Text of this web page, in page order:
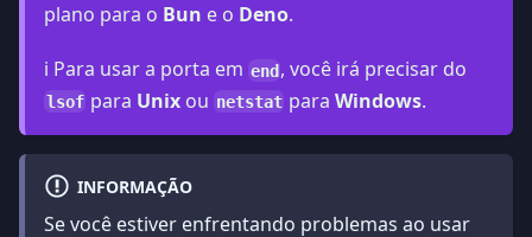
plano para o Bun e o Deno.
ℹ️ Para usar a porta em end , você irá precisar do
lsof para Unix ou netstat paraWindows.
INFORMAÇÃO
Se você estiver enfrentando problemas ao usar